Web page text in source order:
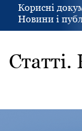
Корисні
Новини і
Статті.